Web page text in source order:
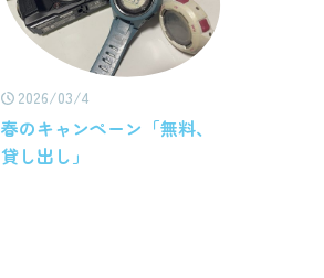
2026/03/4
春のキャンペーン「無料、
貸し出し」